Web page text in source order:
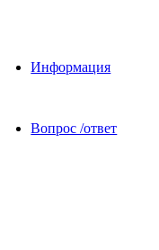
Информация
Вопрос /ответ